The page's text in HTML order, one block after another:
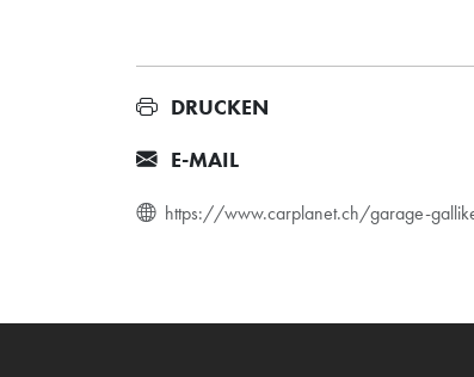
DRUCKEN
E-MAIL
https://www.carplanet.ch/garage-